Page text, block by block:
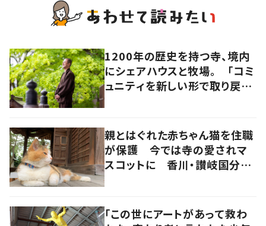
1200年の歴史を持つ寺、境内
にシェアハウスと牧場。 「コミ
ュニティを新しい形で取り戻
親とはぐれた赤ちゃん猫を住職
が保護 今では寺の愛されマ
スコットに 香川・讃岐国分寺
「この世にアートがあって救わ